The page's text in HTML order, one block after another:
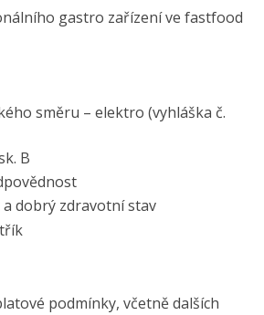
gastro zařízení ve fastfood
směru – elektro (vyhláška č.
B
a dobrý zdravotní stav
podmínky, včetně dalších